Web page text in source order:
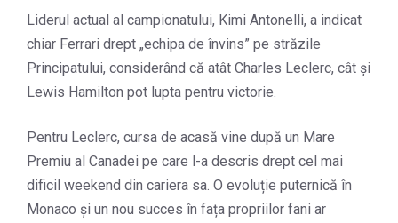
Liderul actual al campionatului, Kimi Antonelli, a indicat
chiar Ferrari drept „echipa de învins” pe străzile
Principatului, considerând că atât Charles Leclerc, cât și
Lewis Hamilton pot lupta pentru victorie.
Pentru Leclerc, cursa de acasă vine după un Mare
Premiu al Canadei pe care l-a descris drept cel mai
dificil weekend din cariera sa. O evoluție puternică în
Monaco și un nou succes în fața propriilor fani ar